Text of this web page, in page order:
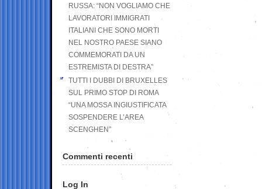
RUSSA: “NON VOGLIAMO CHE
LAVORATORI IMMIGRATI
ITALIANI CHE SONO MORTI
NEL NOSTRO PAESE SIANO
COMMEMORATI DA UN
ESTREMISTA DI DESTRA”
TUTTI I DUBBI DI BRUXELLES
SUL PRIMO STOP DI ROMA
“UNA MOSSA INGIUSTIFICATA
SOSPENDERE L’AREA
SCENGHEN”
Commenti recenti
Log In